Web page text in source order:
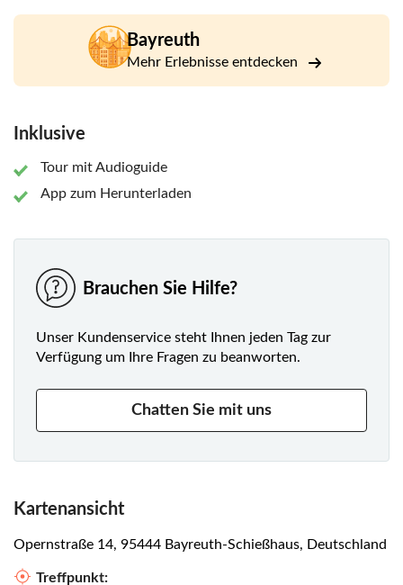
Sie die Siegfried-Wagner-Brücke, bewundern das
historische Neue Schloss, blicken in die Fenster von
Wagners legendärer Residenz und stehen vor dem für seine
Akustik berühmten Bayreuther Festspielhaus. Denkmäler
ehemaliges Wohnhaus an spirituelle und intellektuelle
Rückzugsorte erinnern, bevor die Geschichte in der
Historischen Spinnerei zurück zur Industrie der
Vergangenheit führt.
der Brunnen und lassen Sie die Vergangenheit anhand
lebendiger Wandmalereien erlebbar werden. Diese Tour
bietet Ihnen einen Spaziergang durch das Herz Bayreuths,
wo jeder Anblick von historischer Tiefe und künstlerischem
Flair erfüllt ist und in einer Erinnerung gipfelt, die von den
Bayreuth
Mehr Erlebnisse entdecken
Inklusive
Tour mit Audioguide
App zum Herunterladen
Brauchen Sie Hilfe?
Unser Kundenservice steht Ihnen jeden Tag zur
Verfügung um Ihre Fragen zu beanworten.
Chatten Sie mit uns
Kartenansicht
Opernstraße 14, 95444 Bayreuth-Schießhaus, Deutschland
Treffpunkt: